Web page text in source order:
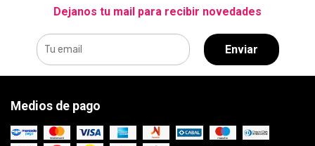
Dejanos tu mail para recibir novedades
Enviar
Medios de pago